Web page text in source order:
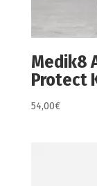
Medik8
Protect
54,00€